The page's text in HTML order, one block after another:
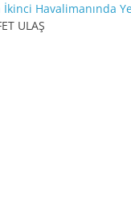
İkinci Havalimanında
ULAŞ